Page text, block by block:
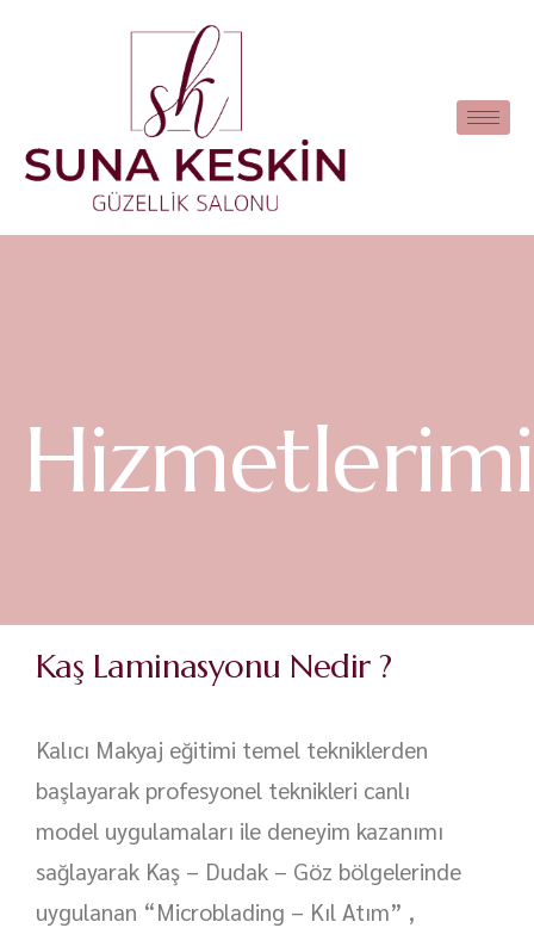
Kaş Laminasyonu Nedir ?
Kalıcı Makyaj eğitimi temel tekniklerden
başlayarak profesyonel teknikleri canlı
model uygulamaları ile deneyim kazanımı
sağlayarak Kaş – Dudak – Göz bölgelerinde
uygulanan “Microblading – Kıl Atım” ,